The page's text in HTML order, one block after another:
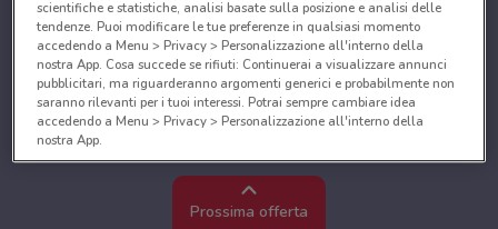
Prossima offerta
scientifiche e statistiche, analisi basate sulla posizione e analisi delle
tendenze. Puoi modificare le tue preferenze in qualsiasi momento
accedendo a Menu > Privacy > Personalizzazione all'interno della
nostra App. Cosa succede se rifiuti: Continuerai a visualizzare annunci
pubblicitari, ma riguarderanno argomenti generici e probabilmente non
saranno rilevanti per i tuoi interessi. Potrai sempre cambiare idea
accedendo a Menu > Privacy > Personalizzazione all'interno della
nostra App.
Noi e i nostri partner trattiamo i dati per fornire:
Utilizzare dati di geolocalizzazione precisi. Scansione attiva delle
caratteristiche del dispositivo ai fini dell’identificazione. Archiviare